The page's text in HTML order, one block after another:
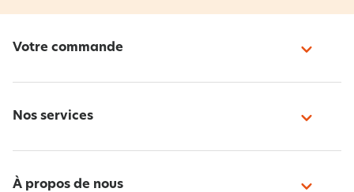
Votre commande
Nos services
À propos de nous